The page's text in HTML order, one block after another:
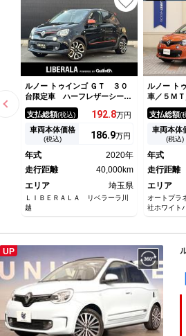
ルノー トゥインゴ ＧＴ ３０
台限定車 ハーフレザーシー
ト 純正ラジオ／Ｂｌｕｅｔｏ
ｏｔｈ／ＵＳＢ 後ろクリアラ
ンスソナー クルーズコントロ
ール レーンキープ 前席シー
Ｗ 前後ドライブレコーダー
支払総額(税込) 192.8万円
車両本体価格
(税込) 186.9万円
年式
2020年
走行距離
40,000km
エリア
埼玉県
ＬＩＢＥＲＡＬＡ リベラーラ川
越
ルノー ト
車／５Ｍ
クルーズコ
ヒーター
リアラン
ル／Ｂｌ
トエアコ
支払総額(
車両本体
(税込)
年式
走行距離
エリア
オートプラ
社ホワイト
UP